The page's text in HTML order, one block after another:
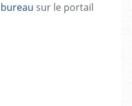
bureau sur le portail